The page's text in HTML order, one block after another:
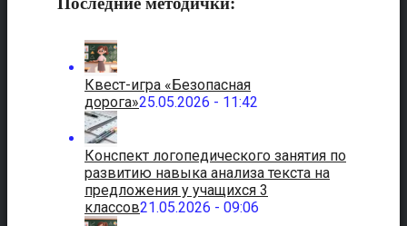
Квест-игра «Безопасная
дорога»25.05.2026 - 11:42
Конспект логопедического занятия по
развитию навыка анализа текста на
предложения у учащихся 3
классов21.05.2026 - 09:06